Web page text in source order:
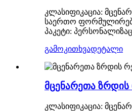
კლასიფიკაცია:
საერთო ფორმულირება
პაკეტი:
გამოკითხვადეტალი
მცენარეთა ზრდის
კლასიფიკაცია: